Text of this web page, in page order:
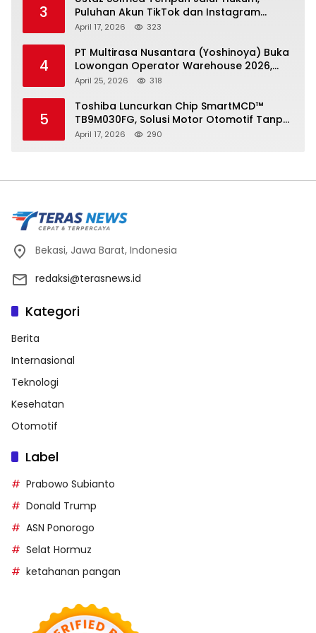
3
Puluhan Akun TikTok dan Instagram
Dilaporkan atas Tuduhan Fitnah
April 17, 2026 323
4
PT Multirasa Nusantara (Yoshinoya) Buka
Lowongan Operator Warehouse 2026,
Penempatan CK Bekasi
April 25, 2026 318
5
Toshiba Luncurkan Chip SmartMCD™
TB9M030FG, Solusi Motor Otomotif Tanpa
Sensor di Kecepatan Nol
April 17, 2026 290
Bekasi, Jawa Barat, Indonesia
redaksi@terasnews.id
Kategori
Berita
Internasional
Teknologi
Kesehatan
Otomotif
Label
Prabowo Subianto
Donald Trump
ASN Ponorogo
Selat Hormuz
ketahanan pangan